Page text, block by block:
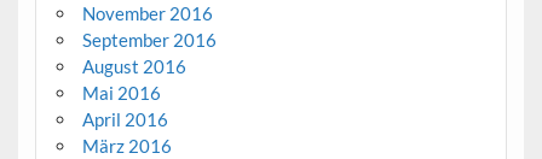
November 2016
September 2016
August 2016
Mai 2016
April 2016
März 2016